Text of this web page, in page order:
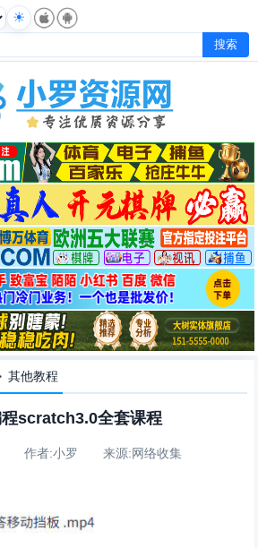
其他教程
scratch3.0全套课程
作者:小罗 来源:网络收集